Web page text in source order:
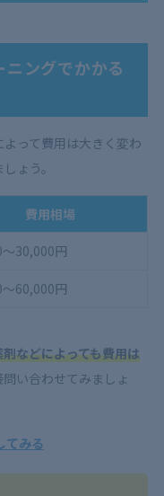
ングでかかる
って費用は大きく変わ
ょう。
費用相場
30,000円
60,000円
などによっても費用は
い合わせてみましょ
てみる